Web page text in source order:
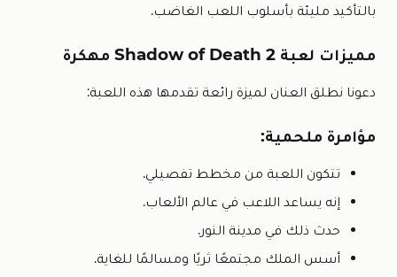
بالتأكيد مليئة بأسلوب اللعب الغاضب.
مميزات لعبة Shadow of Death 2 مهكرة
دعونا نطلق العنان لميزة رائعة تقدمها هذه اللعبة:
مؤامرة ملحمية:
تتكون اللعبة من مخطط تفصيلي.
إنه يساعد اللاعب في عالم الألعاب.
حدث ذلك في مدينة النور.
أسس الملك مجتمعًا ثريًا ومسالمًا للغاية.